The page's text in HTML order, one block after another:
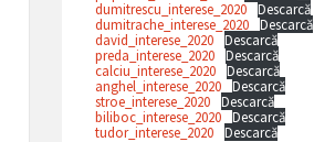
dumitrescu_interese_2020
Descarcă
dumitrache_interese_2020
Descarcă
david_interese_2020
Descarcă
preda_interese_2020
Descarcă
calciu_interese_2020
Descarcă
anghel_interese_2020
Descarcă
stroe_interese_2020
Descarcă
biliboc_interese_2020
Descarcă
tudor_interese_2020
Descarcă